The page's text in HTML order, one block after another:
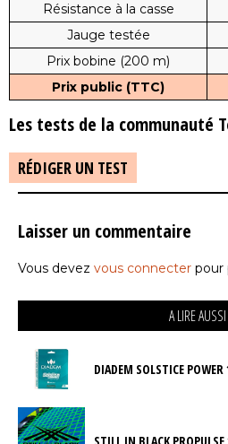
Résistance à la casse
Jauge testée
Prix bobine (200 m)
Prix public (TTC)
Les tests de la communauté
RÉDIGER UN TEST
Laisser un commentaire
Vous devez vous connecter pour
A LIRE
DIADEM SOLSTICE POWER